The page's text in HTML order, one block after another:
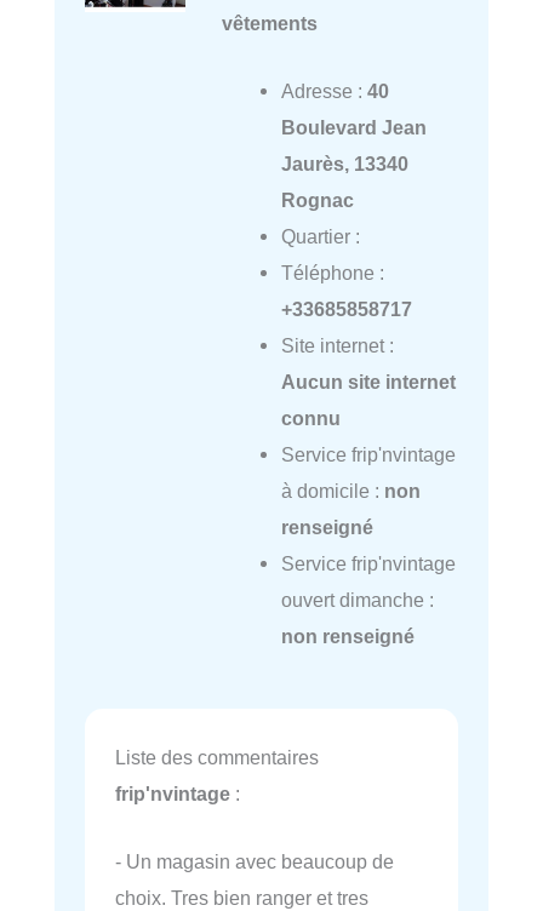
vêtements
Adresse : 40
Boulevard Jean
Jaurès, 13340
Rognac
Quartier :
Téléphone :
+33685858717
Site internet :
Aucun site internet
connu
Service frip'nvintage
à domicile : non
renseigné
Service frip'nvintage
ouvert dimanche :
non renseigné
Liste des commentaires
frip'nvintage :
- Un magasin avec beaucoup de
choix. Tres bien ranger et tres